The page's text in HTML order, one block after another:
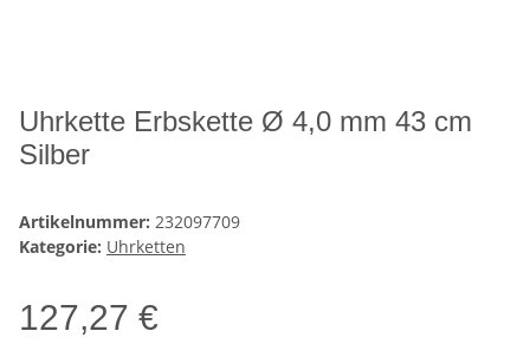
Uhrkette Erbskette Ø 4,0 mm 43 cm
Silber
Artikelnummer: 232097709
Kategorie: Uhrketten
127,27 €